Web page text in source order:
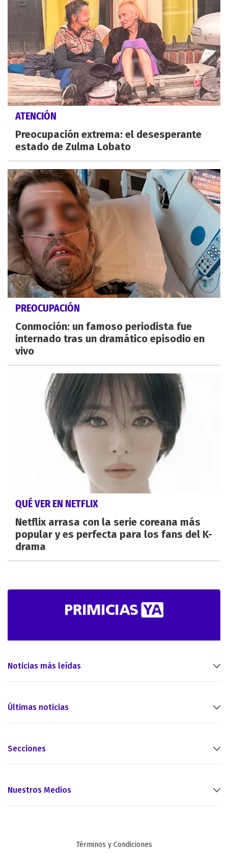
ATENCIÓN
Preocupación extrema: el desesperante
estado de Zulma Lobato
PREOCUPACIÓN
Conmoción: un famoso periodista fue
internado tras un dramático episodio en
vivo
QUÉ VER EN NETFLIX
Netflix arrasa con la serie coreana más
popular y es perfecta para los fans del K-
drama
Noticias más leídas
Últimas noticias
Secciones
Nuestros Medios
Términos y Condiciones